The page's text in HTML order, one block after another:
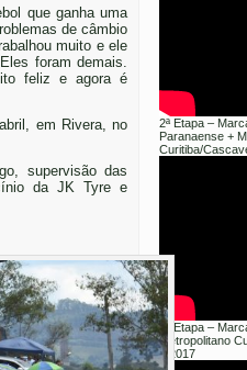
que ganha uma
de câmbio
muito e ele
foram demais.
feliz e agora é
em Rivera, no
supervisão das
da JK Tyre e
2ª Etapa –
Paranaense +
Curitiba/
1ª Etapa –
Metropolitano
– 2017